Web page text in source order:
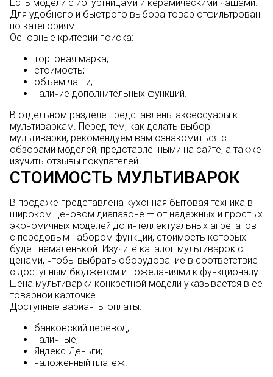
Есть модели с йогуртницами и керамическими чашами.
Для удобного и быстрого выбора товар отфильтрован
по категориям.
Основные критерии поиска:
торговая марка;
стоимость;
объем чаши;
наличие дополнительных функций.
В отдельном разделе представлены аксессуары к
мультиваркам. Перед тем, как делать выбор
мультиварки, рекомендуем вам ознакомиться с
обзорами моделей, представленными на сайте, а также
изучить отзывы покупателей.
СТОИМОСТЬ МУЛЬТИВАРОК
В продаже представлена кухонная бытовая техника в
широком ценовом диапазоне — от надежных и простых
экономичных моделей до интеллектуальных агрегатов
с передовым набором функций, стоимость которых
будет немаленькой. Изучите каталог мультиварок с
ценами, чтобы выбрать оборудование в соответствие
с доступным бюджетом и пожеланиями к функционалу.
Цена мультиварки конкретной модели указывается в ее
товарной карточке.
Доступные варианты оплаты:
банковский перевод;
наличные;
Яндекс.Деньги;
наложенный платеж.